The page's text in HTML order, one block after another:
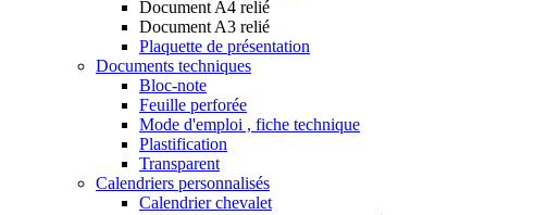
Document A4 relié
Document A3 relié
Plaquette de présentation
Documents techniques
Bloc-note
Feuille perforée
Mode d'emploi , fiche technique
Plastification
Transparent
Calendriers personnalisés
Calendrier chevalet